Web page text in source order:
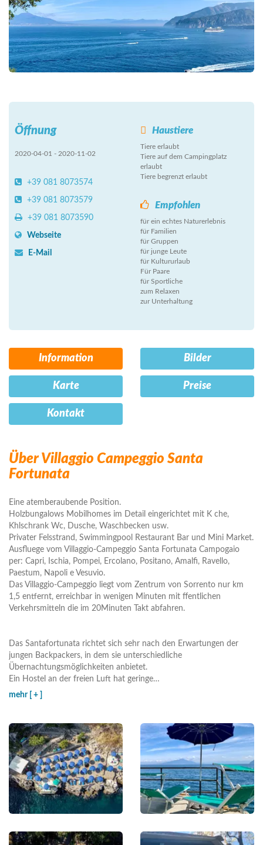
Öffnung
2020-04-01 - 2020-11-02
+39 081 8073574
+39 081 8073579
+39 081 8073590
Webseite
E-Mail
Haustiere
Tiere erlaubt
Tiere auf dem Campingplatz
erlaubt
Tiere begrenzt erlaubt
Empfohlen
für ein echtes Naturerlebnis
für Familien
für Gruppen
für junge Leute
für Kultururlaub
Für Paare
für Sportliche
zum Relaxen
zur Unterhaltung
Information Bilder
Karte Preise
Kontakt
Über Villaggio Campeggio Santa
Fortunata
Eine atemberaubende Position.
Holzbungalows Mobilhomes im Detail eingerichtet mit K che,
Khlschrank Wc, Dusche, Waschbecken usw.
Privater Felsstrand, Swimmingpool Restaurant Bar und Mini Market.
Ausfluege vom Villaggio-Campeggio Santa Fortunata Campogaio
per: Capri, Ischia, Pompei, Ercolano, Positano, Amalfi, Ravello,
Paestum, Napoli e Vesuvio.
Das Villaggio-Campeggio liegt vom Zentrum von Sorrento nur km
1,5 entfernt, erreichbar in wenigen Minuten mit ffentlichen
Verkehrsmitteln die im 20Minuten Takt abfahren.
Das Santafortunata richtet sich sehr nach den Erwartungen der
jungen Backpackers, in dem sie unterschiedliche
Übernachtungsmöglichkeiten anbietet.
Ein Hostel an der freien Luft hat geringe…
mehr [ + ]